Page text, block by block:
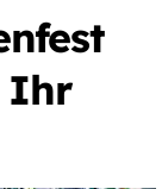
Ihr